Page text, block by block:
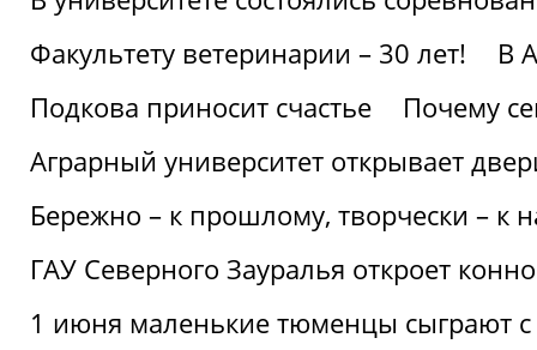
Факультету ветеринарии – 30 лет!
В
Подкова приносит счастье
Почему
Аграрный университет открывает
Бережно – к прошлому, творчески – к
ГАУ Северного Зауралья откроет
1 июня маленькие тюменцы сыграют с